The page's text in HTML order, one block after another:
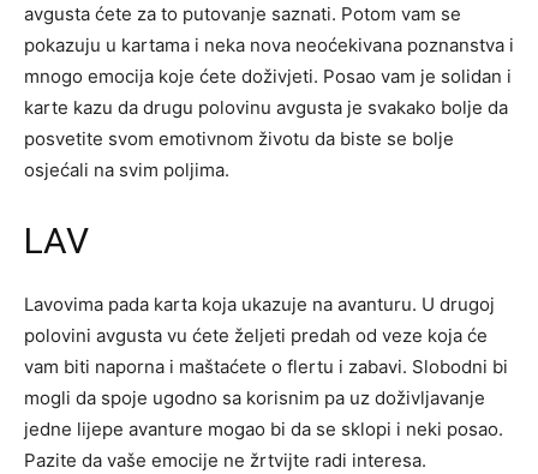
avgusta ćete za to putovanje saznati. Potom vam se
pokazuju u kartama i neka nova neoćekivana poznanstva i
mnogo emocija koje ćete doživjeti. Posao vam je solidan i
karte kazu da drugu polovinu avgusta je svakako bolje da
posvetite svom emotivnom životu da biste se bolje
osjećali na svim poljima.
LAV
Lavovima pada karta koja ukazuje na avanturu. U drugoj
polovini avgusta vu ćete željeti predah od veze koja će
vam biti naporna i maštaćete o flertu i zabavi. Slobodni bi
mogli da spoje ugodno sa korisnim pa uz doživljavanje
jedne lijepe avanture mogao bi da se sklopi i neki posao.
Pazite da vaše emocije ne žrtvijte radi interesa.